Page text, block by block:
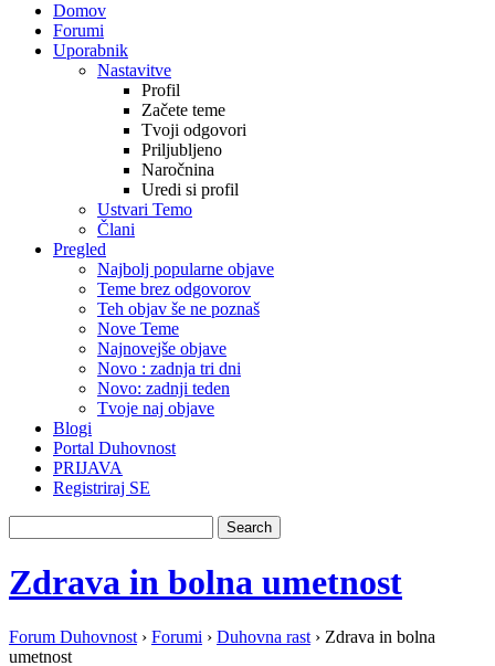
Domov
Forumi
Uporabnik
Nastavitve
Profil
Začete teme
Tvoji odgovori
Priljubljeno
Naročnina
Uredi si profil
Ustvari Temo
Člani
Pregled
Najbolj popularne objave
Teme brez odgovorov
Teh objav še ne poznaš
Nove Teme
Najnovejše objave
Novo : zadnja tri dni
Novo: zadnji teden
Tvoje naj objave
Blogi
Portal Duhovnost
PRIJAVA
Registriraj SE
Zdrava in bolna umetnost
Forum Duhovnost › Forumi › Duhovna rast › Zdrava in bolna
umetnost